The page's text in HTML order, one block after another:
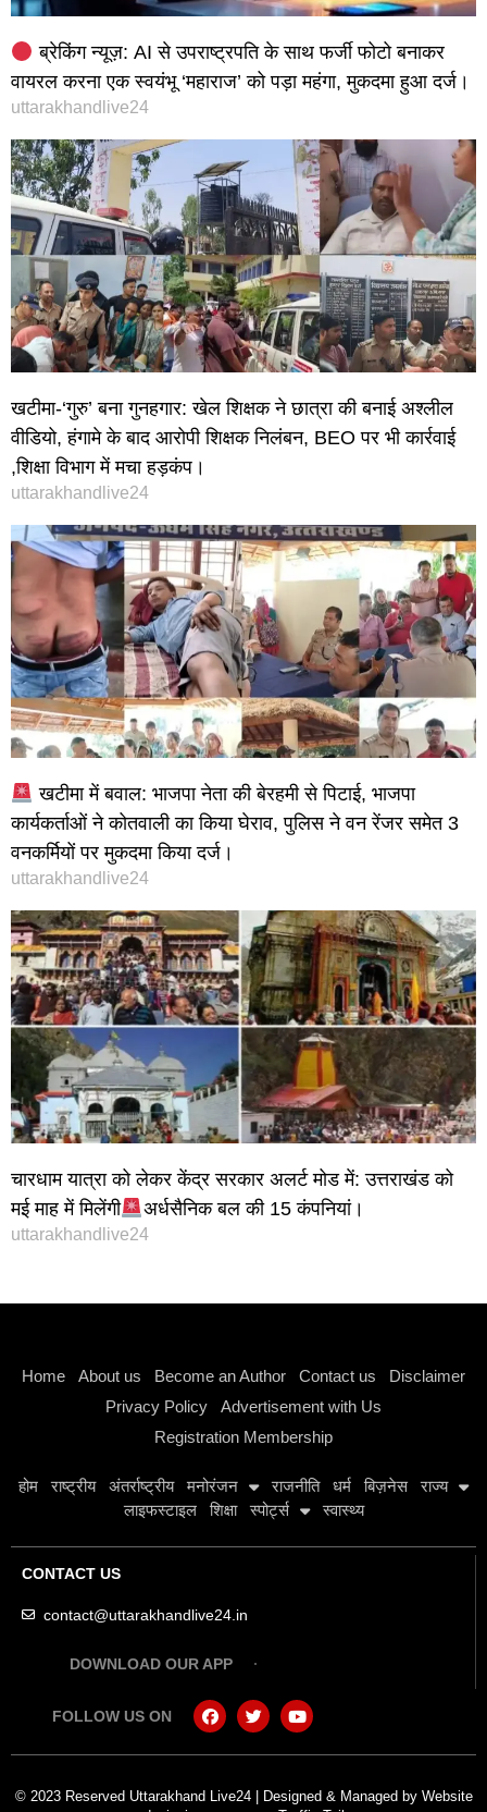
ब्रेकिंग न्यूज़: AI से उपराष्ट्रपति के साथ फर्जी फोटो बनाकर
वायरल करना एक स्वयंभू ‘महाराज’ को पड़ा महंगा, मुकदमा हुआ दर्ज।
uttarakhandlive24
खटीमा-‘गुरु’ बना गुनहगार: खेल शिक्षक ने छात्रा की बनाई अश्लील
वीडियो, हंगामे के बाद आरोपी शिक्षक निलंबन, BEO पर भी कार्रवाई
,शिक्षा विभाग में मचा हड़कंप।
uttarakhandlive24
खटीमा में बवाल: भाजपा नेता की बेरहमी से पिटाई, भाजपा
कार्यकर्ताओं ने कोतवाली का किया घेराव, पुलिस ने वन रेंजर समेत 3
वनकर्मियों पर मुकदमा किया दर्ज।
uttarakhandlive24
चारधाम यात्रा को लेकर केंद्र सरकार अलर्ट मोड में: उत्तराखंड को
मई माह में मिलेंगी
अर्धसैनिक बल की 15 कंपनियां।
uttarakhandlive24
Home About us Become an Author Contact us
Disclaimer
Privacy Policy
Advertisement with Us
Registration Membership
होम राष्ट्रीय अंतर्राष्ट्रीय मनोरंजन राजनीति धर्म बिज़नेस
राज्य
लाइफस्टाइल
शिक्षा स्पोर्ट्स स्वास्थ्य
CONTACT US
contact@uttarakhandlive24.in
DOWNLOAD OUR APP
FOLLOW US ON
© 2023 Reserved Uttarakhand Live24 | Designed & Managed by Website